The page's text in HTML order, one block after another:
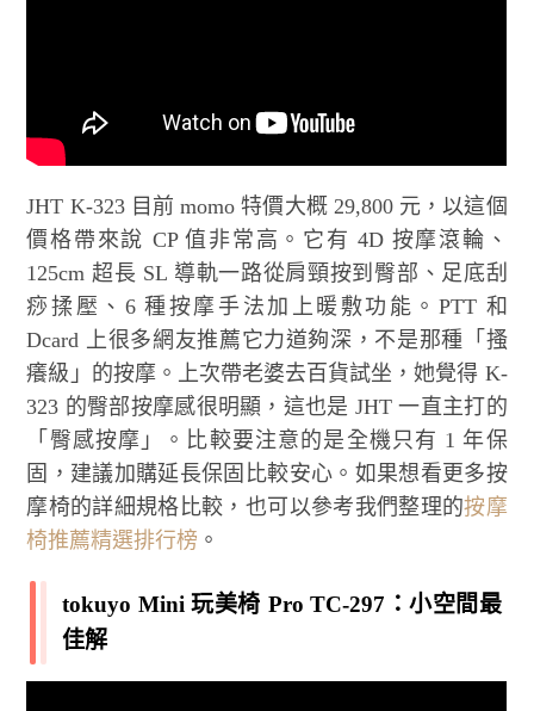
JHT K-323 目前 momo 特價大概 29,800 元，以這個
價格帶來說 CP 值非常高。它有 4D 按摩滾輪、
125cm 超長 SL 導軌一路從肩頸按到臀部、足底刮
痧揉壓、6 種按摩手法加上暖敷功能。PTT 和
Dcard 上很多網友推薦它力道夠深，不是那種「搔
癢級」的按摩。上次帶老婆去百貨試坐，她覺得 K-
323 的臀部按摩感很明顯，這也是 JHT 一直主打的
「臀感按摩」。比較要注意的是全機只有 1 年保
固，建議加購延長保固比較安心。如果想看更多按
摩椅的詳細規格比較，也可以參考我們整理的按摩
椅推薦精選排行榜 。
tokuyo Mini 玩美椅 Pro TC-297：小空間最
佳解